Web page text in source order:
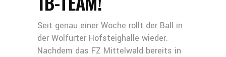
Seit genau einer Woche rollt der Ball in
der Wolfurter Hofsteighalle wieder.
Nachdem das FZ Mittelwald bereits in